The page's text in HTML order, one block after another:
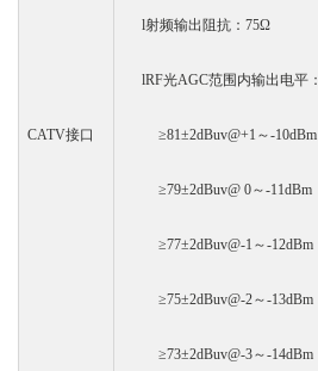
CATV接口
l射频输出阻抗： 75Ω
lRF光AGC范围内输出电平：
≥81±2dBuv@+1～-10dBm
≥79±2dBuv@ 0～-11dBm
≥77±2dBuv@-1～-12dBm
≥75±2dBuv@-2～-13dBm
≥73±2dBuv@-3～-14dBm